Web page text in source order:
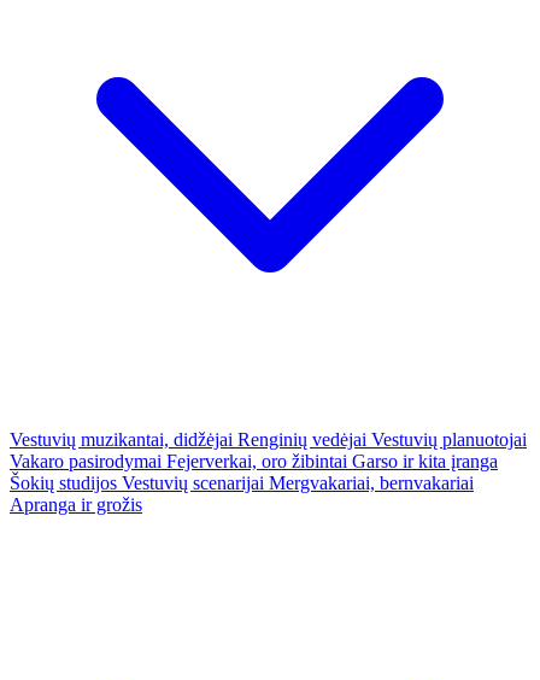
Vestuvių muzikantai, didžėjai Renginių vedėjai Vestuvių planuotojai
Vakaro pasirodymai Fejerverkai, oro žibintai Garso ir kita įranga
Šokių studijos Vestuvių scenarijai Mergvakariai, bernvakariai
Apranga ir grožis